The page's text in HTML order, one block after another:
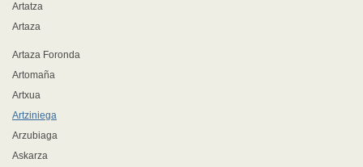
Artatza
Artaza
Artaza Foronda
Artomaña
Artxua
Artziniega
Arzubiaga
Askarza